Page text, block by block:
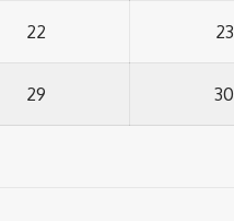
22 23
29 30